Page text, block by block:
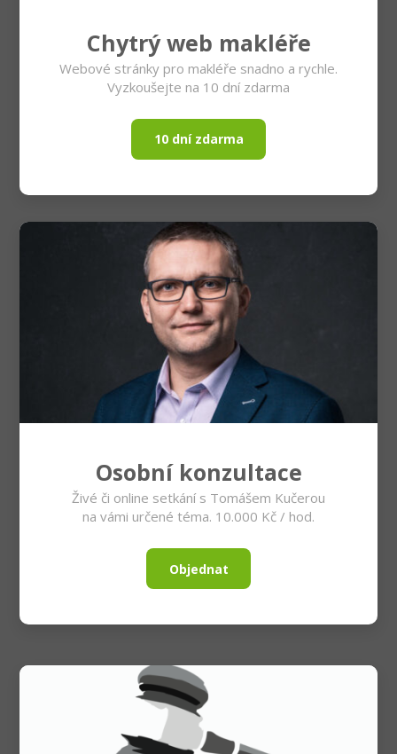
Chytrý web makléře
Webové stránky pro makléře snadno a rychle.
Vyzkoušejte na 10 dní zdarma
10 dní zdarma
Osobní konzultace
Živé či online setkání s Tomášem Kučerou
na vámi určené téma. 10.000 Kč / hod.
Objednat